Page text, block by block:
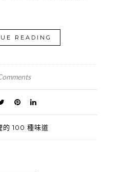
READING
的 100 種味道